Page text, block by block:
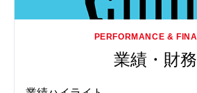
業績・財務